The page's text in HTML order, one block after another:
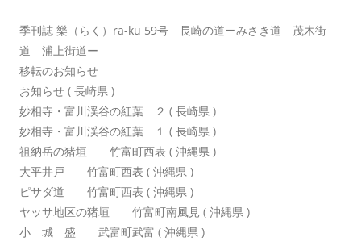
季刊誌 樂（らく）ra-ku 59号 長崎の道ーみさき道 茂木街
道 浦上街道ー
移転のお知らせ
お知らせ ( 長崎県 )
妙相寺・富川渓谷の紅葉 ２ ( 長崎県 )
妙相寺・富川渓谷の紅葉 １ ( 長崎県 )
祖納岳の猪垣 竹富町西表 ( 沖縄県 )
大平井戸 竹富町西表 ( 沖縄県 )
ピサダ道 竹富町西表 ( 沖縄県 )
ヤッサ地区の猪垣 竹富町南風見 ( 沖縄県 )
小 城 盛 武富町武富 ( 沖縄県 )